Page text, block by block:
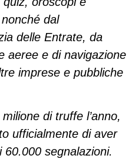
dal
delle Entrate, da
aeree e di navigazione
imprese e pubbliche
di truffe l’anno,
ufficialmente di aver
segnalazioni.